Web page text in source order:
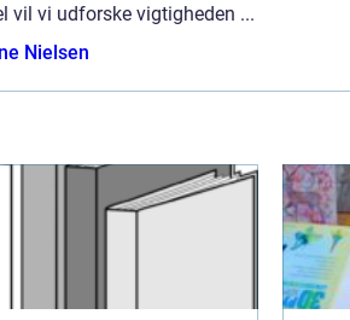
vil vi udforske vigtigheden ...
Nielsen